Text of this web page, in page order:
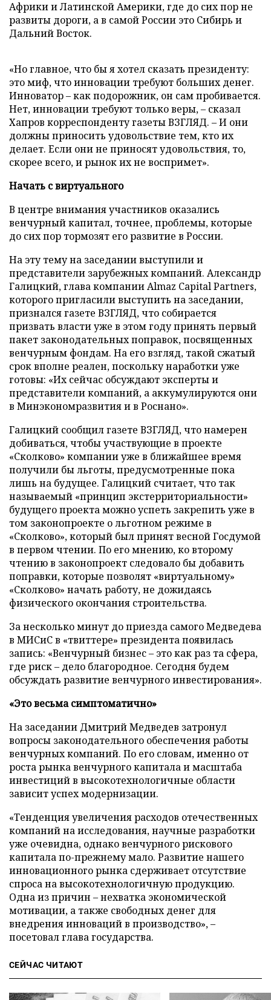
Африки и Латинской Америки, где до сих пор не
развиты дороги, а в самой России это Сибирь и
Дальний Восток.
«Но главное, что бы я хотел сказать президенту:
это миф, что инновации требуют больших денег.
Инноватор – как подорожник, он сам пробивается.
Нет, инновации требуют только веры, – сказал
Хапров корреспонденту газеты ВЗГЛЯД. – И они
должны приносить удовольствие тем, кто их
делает. Если они не приносят удовольствия, то,
скорее всего, и рынок их не воспримет».
Начать с виртуального
В центре внимания участников оказались
венчурный капитал, точнее, проблемы, которые
до сих пор тормозят его развитие в России.
На эту тему на заседании выступили и
представители зарубежных компаний. Александр
Галицкий, глава компании Almaz Capital Partners,
которого пригласили выступить на заседании,
признался газете ВЗГЛЯД, что собирается
призвать власти уже в этом году принять первый
пакет законодательных поправок, посвященных
венчурным фондам. На его взгляд, такой сжатый
срок вполне реален, поскольку наработки уже
готовы: «Их сейчас обсуждают эксперты и
представители компаний, а аккумулируются они
в Минэкономразвития и в Роснано».
Галицкий сообщил газете ВЗГЛЯД, что намерен
добиваться, чтобы участвующие в проекте
«Сколково» компании уже в ближайшее время
получили бы льготы, предусмотренные пока
лишь на будущее. Галицкий считает, что так
называемый «принцип экстерриториальности»
будущего проекта можно успеть закрепить уже в
том законопроекте о льготном режиме в
«Сколково», который был принят весной Госдумой
в первом чтении. По его мнению, ко второму
чтению в законопроект следовало бы добавить
поправки, которые позволят «виртуальному»
«Сколково» начать работу, не дожидаясь
физического окончания строительства.
За несколько минут до приезда самого Медведева
в МИСиС в «твиттере» президента появилась
запись: «Венчурный бизнес – это как раз та сфера,
где риск – дело благородное. Сегодня будем
обсуждать развитие венчурного инвестирования».
«Это весьма симптоматично»
На заседании Дмитрий Медведев затронул
вопросы законодательного обеспечения работы
венчурных компаний. По его словам, именно от
роста рынка венчурного капитала и масштаба
инвестиций в высокотехнологичные области
зависит успех модернизации.
«Тенденция увеличения расходов отечественных
компаний на исследования, научные разработки
уже очевидна, однако венчурного рискового
капитала по-прежнему мало. Развитие нашего
инновационного рынка сдерживает отсутствие
спроса на высокотехнологичную продукцию.
Одна из причин – нехватка экономической
мотивации, а также свободных денег для
внедрения инноваций в производство», –
посетовал глава государства.
СЕЙЧАС ЧИТАЮТ